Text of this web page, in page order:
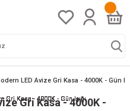
LED Avize Gri Kasa - 4000K - Gün
Gri Kasa - 4000K -